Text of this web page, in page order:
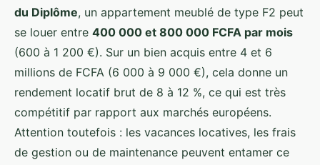
du Diplôme, un appartement meublé de type F2 peut
se louer entre 400 000 et 800 000 FCFA par mois
(600 à 1 200 €). Sur un bien acquis entre 4 et 6
millions de FCFA (6 000 à 9 000 €), cela donne un
rendement locatif brut de 8 à 12 %, ce qui est très
compétitif par rapport aux marchés européens.
Attention toutefois : les vacances locatives, les frais
de gestion ou de maintenance peuvent entamer ce